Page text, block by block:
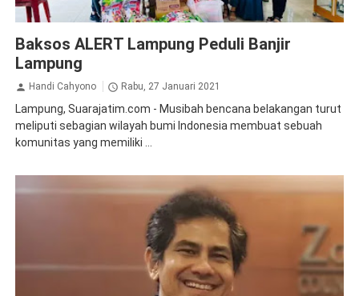
Baksos ALERT Lampung Peduli Banjir
Lampung
Handi Cahyono Rabu, 27 Januari 2021
Lampung, Suarajatim.com - Musibah bencana belakangan turut
meliputi sebagian wilayah bumi Indonesia membuat sebuah
komunitas yang memiliki ...